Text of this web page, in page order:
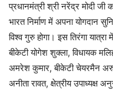
प्रधानमंत्री श्री नरेंद्र मोदी
भारत निर्माण में अपना योगदान
विश्व गुरु होगा। इस तिरंगा
बीकेटी योगेश शुक्ला, विधायक
अमरेश कुमार, बीकेटी चेयरमैन
अनीता रावत, क्षेत्रीय उपाध्यक्ष